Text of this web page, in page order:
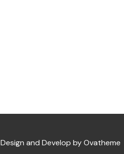
Design and Develop by Ovatheme